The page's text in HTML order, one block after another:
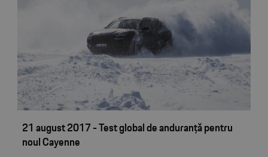
21 august 2017 - Test global de anduranță pentru
noul Cayenne